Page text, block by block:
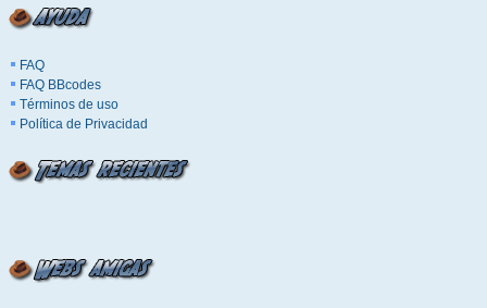
FAQ
FAQ BBcodes
Términos de uso
Política de Privacidad